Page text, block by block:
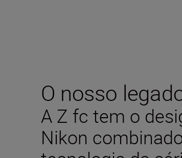
O nosso
A Z fc tem o
Nikon